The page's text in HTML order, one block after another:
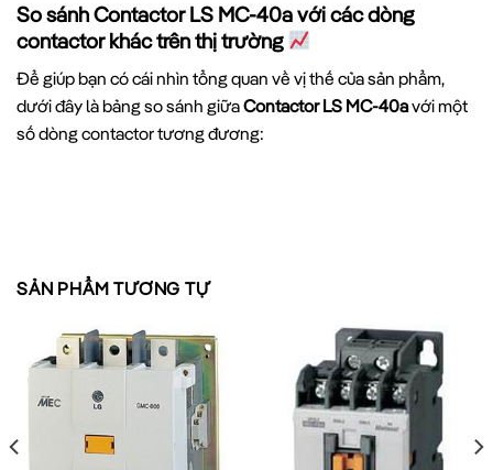
So sánh Contactor LS MC-40a với các dòng
contactor khác trên thị trường
Để giúp bạn có cái nhìn tổng quan về vị thế của sản phẩm,
dưới đây là bảng so sánh giữaContactor LS MC-40avới một
số dòng contactor tương đương:
Dòng điện định
Điện áp cuộn dây 220VAC 220VAC
220VAC
Công suất điều
khiển (ở 400V)
22kW 22kW 22kW
Tuổi thọ cơ khí 10 triệu lần 8.5 triệu lần
10 triệu lần
SẢN PHẨM TƯƠNG TỰ